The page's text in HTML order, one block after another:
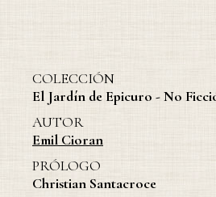
COLECCIÓN
El Jardín de Epicuro - No
AUTOR
Emil Cioran
PRÓLOGO
Christian Santacroce